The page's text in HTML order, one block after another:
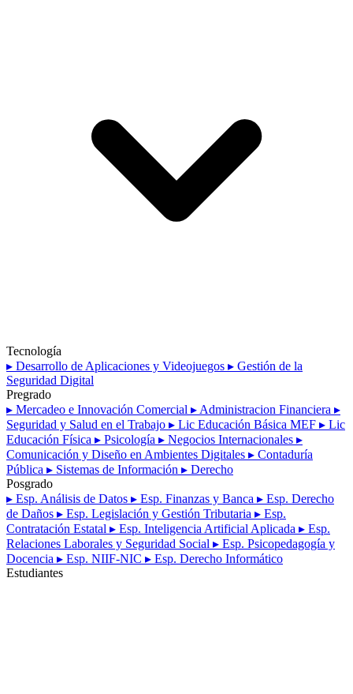
Tecnología
▸ Desarrollo de Aplicaciones y Videojuegos ▸ Gestión de la
Seguridad Digital
Pregrado
▸ Mercadeo e Innovación Comercial ▸ Administracion Financiera ▸
Seguridad y Salud en el Trabajo ▸ Lic Educación Básica MEF ▸ Lic
Educación Física ▸ Psicología ▸ Negocios Internacionales ▸
Comunicación y Diseño en Ambientes Digitales ▸ Contaduría
Pública ▸ Sistemas de Información ▸ Derecho
Posgrado
▸ Esp. Análisis de Datos ▸ Esp. Finanzas y Banca ▸ Esp. Derecho
de Daños ▸ Esp. Legislación y Gestión Tributaria ▸ Esp.
Contratación Estatal ▸ Esp. Inteligencia Artificial Aplicada ▸ Esp.
Relaciones Laborales y Seguridad Social ▸ Esp. Psicopedagogía y
Docencia ▸ Esp. NIIF-NIC ▸ Esp. Derecho Informático
Estudiantes